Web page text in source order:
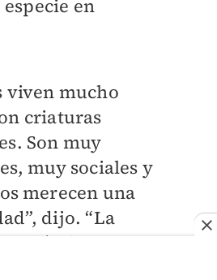
en
viven mucho
criaturas
Son muy
muy sociales y
merecen una
dijo. “La
¿dónde van a